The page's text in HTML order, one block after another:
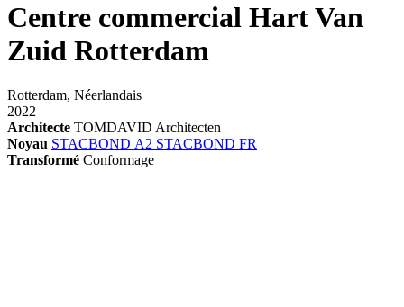
Centre commercial Hart Van
Zuid Rotterdam
Rotterdam, Néerlandais
2022
Architecte TOMDAVID Architecten
Noyau STACBOND A2 STACBOND FR
Transformé Conformage